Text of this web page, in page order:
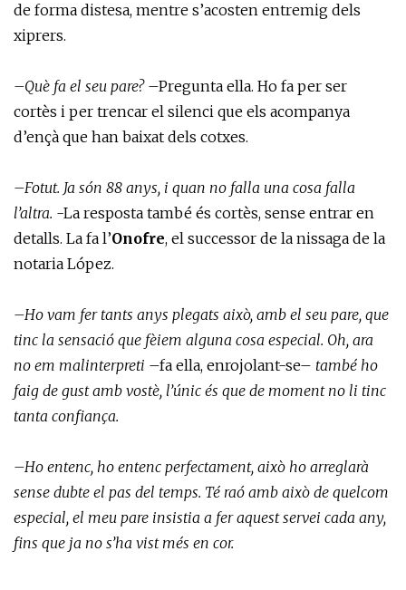
de forma distesa, mentre s’acosten entremig dels
xiprers.
–Què fa el seu pare?–Pregunta ella. Ho fa per ser
cortès i per trencar el silenci que els acompanya
d’ençà que han baixat dels cotxes.
–Fotut. Ja són 88 anys, i quan no falla una cosa falla
l’altra. -La resposta també és cortès, sense entrar en
detalls. La fa l’Onofre, el successor de la nissaga de la
notaria López.
–Ho vam fer tants anys plegats això, amb el seu pare, que
tinc la sensació que fèiem alguna cosa especial. Oh, ara
no em malinterpreti –fa ella, enrojolant-se– també ho
faig de gust amb vostè, l’únic és que de moment no li tinc
tanta confiança.
–Ho entenc, ho entenc perfectament, això ho arreglarà
sense dubte el pas del temps. Té raó amb això de quelcom
especial, el meu pare insistia a fer aquest servei cada any,
fins que ja no s’ha vist més en cor.